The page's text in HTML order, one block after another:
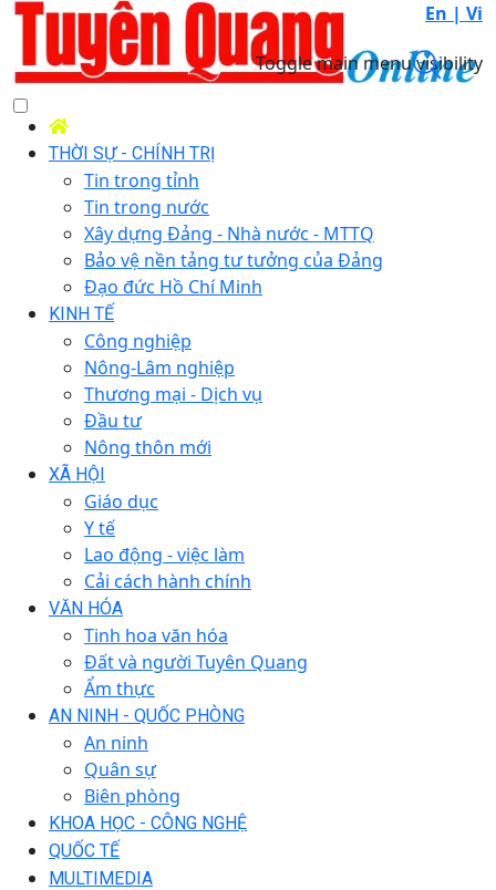
En | Vi
Toggle main menu visibility
THỜI SỰ - CHÍNH TRỊ
Tin trong tỉnh
Tin trong nước
Xây dựng Đảng - Nhà nước - MTTQ
Bảo vệ nền tảng tư tưởng của Đảng
Đạo đức Hồ Chí Minh
KINH TẾ
Công nghiệp
Nông-Lâm nghiệp
Thương mại - Dịch vụ
Đầu tư
Nông thôn mới
XÃ HỘI
Giáo dục
Y tế
Lao động - việc làm
Cải cách hành chính
VĂN HÓA
Tinh hoa văn hóa
Đất và người Tuyên Quang
Ẩm thực
AN NINH - QUỐC PHÒNG
An ninh
Quân sự
Biên phòng
KHOA HỌC - CÔNG NGHỆ
QUỐC TẾ
MULTIMEDIA